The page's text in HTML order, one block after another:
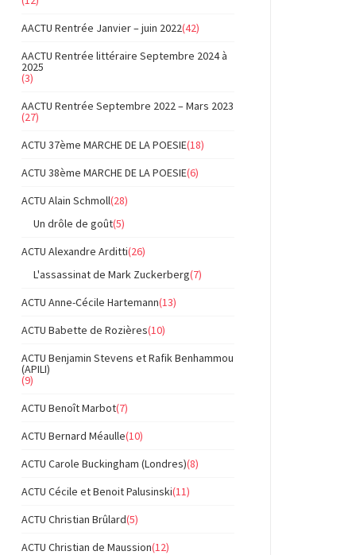
AACTU Rentrée Janvier – juin 2022(42)
AACTU Rentrée littéraire Septembre 2024 à
2025
(3)
AACTU Rentrée Septembre 2022 – Mars 2023
(27)
ACTU 37ème MARCHE DE LA POESIE(18)
ACTU 38ème MARCHE DE LA POESIE(6)
ACTU Alain Schmoll(28)
Un drôle de goût(5)
ACTU Alexandre Arditti(26)
L'assassinat de Mark Zuckerberg(7)
ACTU Anne-Cécile Hartemann(13)
ACTU Babette de Rozières(10)
ACTU Benjamin Stevens et Rafik Benhammou
(APILI)
(9)
ACTU Benoît Marbot(7)
ACTU Bernard Méaulle(10)
ACTU Carole Buckingham (Londres)(8)
ACTU Cécile et Benoit Palusinski(11)
ACTU Christian Brûlard(5)
ACTU Christian de Maussion(12)